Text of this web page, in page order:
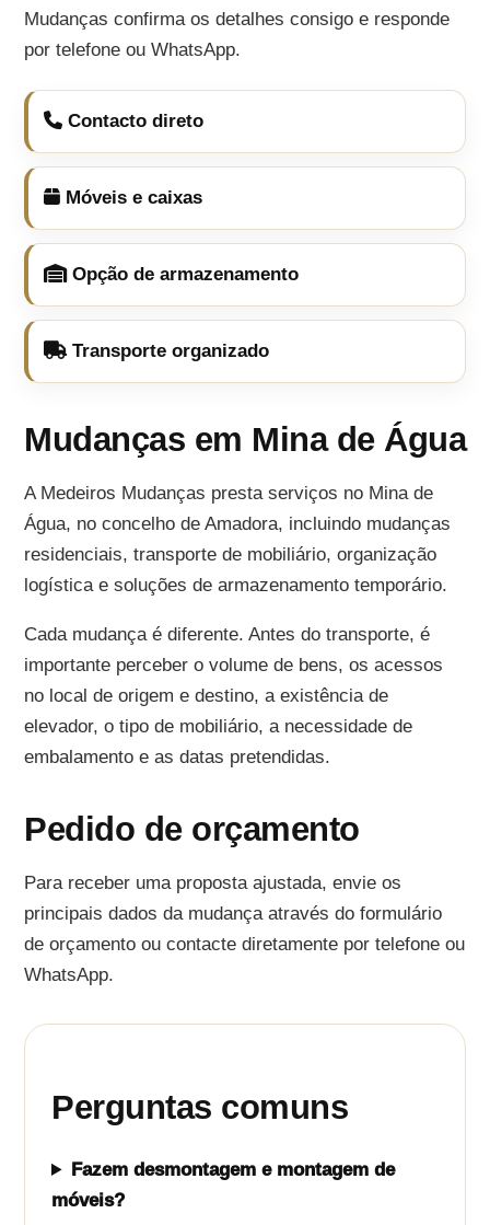
Mudanças confirma os detalhes consigo e responde
por telefone ou WhatsApp.
Contacto direto
Móveis e caixas
Opção de armazenamento
Transporte organizado
Mudanças em Mina de Água
A Medeiros Mudanças presta serviços no Mina de
Água, no concelho de Amadora, incluindo mudanças
residenciais, transporte de mobiliário, organização
logística e soluções de armazenamento temporário.
Cada mudança é diferente. Antes do transporte, é
importante perceber o volume de bens, os acessos
no local de origem e destino, a existência de
elevador, o tipo de mobiliário, a necessidade de
embalamento e as datas pretendidas.
Pedido de orçamento
Para receber uma proposta ajustada, envie os
principais dados da mudança através do formulário
de orçamento ou contacte diretamente por telefone ou
WhatsApp.
Perguntas comuns
Fazem desmontagem e montagem de
móveis?